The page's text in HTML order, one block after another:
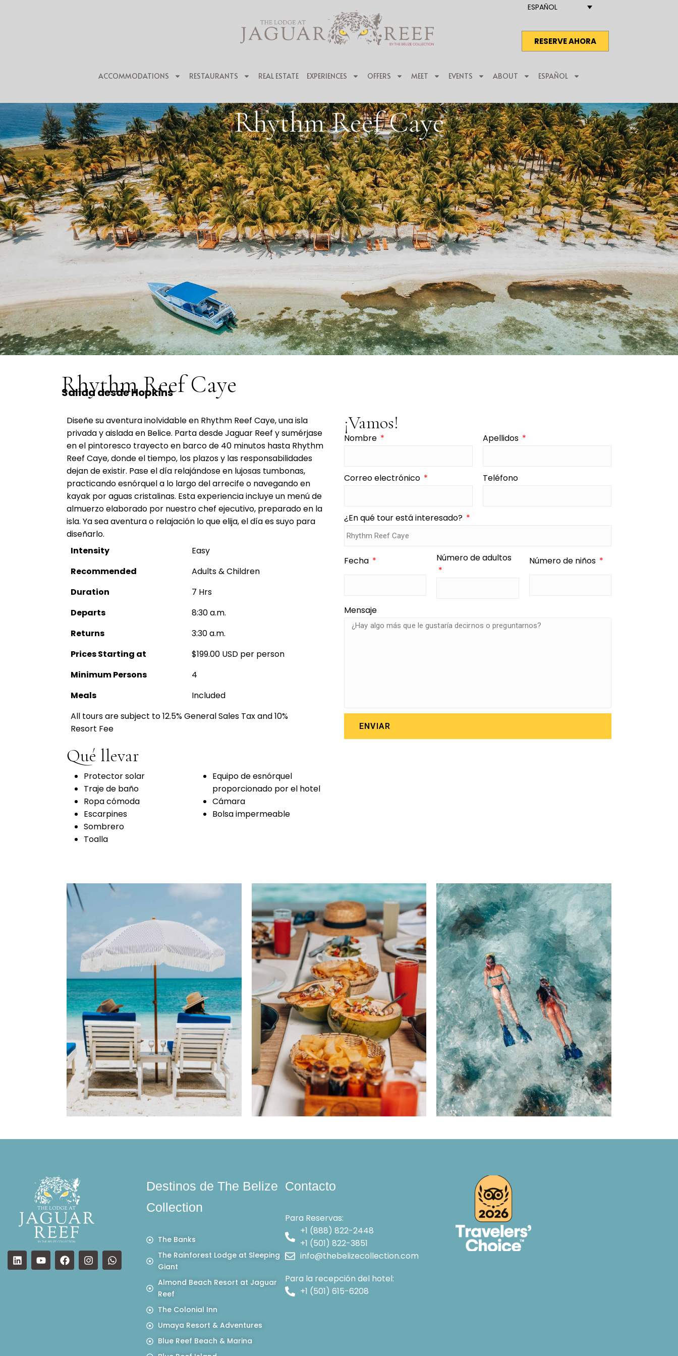
ESPAÑOL
RESERVE AHORA
ACCOMMODATIONS RESTAURANTS REAL ESTATE EXPERIENCES OFFERS MEET EVENTS ABOUT ESPAÑOL
Rhythm Reef Caye
Rhythm Reef Caye
Salida desde Hopkins
Diseñe su aventura inolvidable en Rhythm Reef Caye, una isla
privada y aislada en Belice. Parta desde Jaguar Reef y sumérjase
en el pintoresco trayecto en barco de 40 minutos hasta Rhythm
Reef Caye, donde el tiempo, los plazos y las responsabilidades
dejan de existir. Pase el día relajándose en lujosas tumbonas,
practicando esnórquel a lo largo del arrecife o navegando en
kayak por aguas cristalinas. Esta experiencia incluye un menú de
almuerzo elaborado por nuestro chef ejecutivo, preparado en la
isla. Ya sea aventura o relajación lo que elija, el día es suyo para
diseñarlo.
Intensity
Easy
Recommended
Adults & Children
Duration
7 Hrs
Departs
8:30 a.m.
Returns
3:30 a.m.
Prices Starting at
$199.00 USD per person
Minimum Persons
4
Meals
Included
All tours are subject to 12.5% General Sales Tax and 10%
Resort Fee
Qué llevar
Protector solar
Traje de baño
Ropa cómoda
Escarpines
Sombrero
Toalla
Equipo de esnórquel
proporcionado por el hotel
Cámara
Bolsa impermeable
¡Vamos!
Nombre Apellidos
Correo electrónico Teléfono
¿En qué tour está interesado?
Fecha Número de adultos Número de niños
Mensaje
ENVIAR
Destinos de The Belize
Collection
The Banks
The Rainforest Lodge at Sleeping
Giant
Almond Beach Resort at Jaguar
Reef
The Colonial Inn
Umaya Resort & Adventures
Blue Reef Beach & Marina
Contacto
Para Reservas:
+1 (888) 822-2448
+1 (501) 822-3851
info@thebelizecollection.com
Para la recepción del hotel:
+1 (501) 615-6208